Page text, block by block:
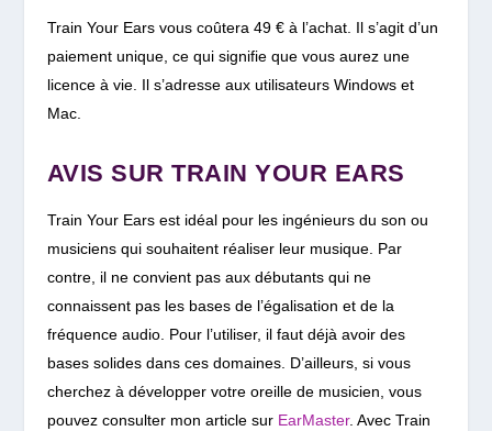
Train Your Ears vous coûtera 49 € à l’achat. Il s’agit d’un
paiement unique, ce qui signifie que vous aurez une
licence à vie. Il s’adresse aux utilisateurs Windows et
Mac.
AVIS SUR TRAIN YOUR EARS
Train Your Ears est idéal pour les ingénieurs du son ou
musiciens qui souhaitent réaliser leur musique. Par
contre, il ne convient pas aux débutants qui ne
connaissent pas les bases de l’égalisation et de la
fréquence audio. Pour l’utiliser, il faut déjà avoir des
bases solides dans ces domaines. D’ailleurs, si vous
cherchez à développer votre oreille de musicien, vous
pouvez consulter mon article sur EarMaster. Avec Train